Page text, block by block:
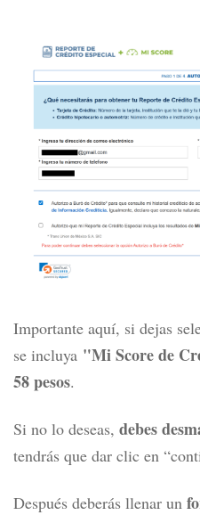
Importante aquí, si dejas
se incluya "Mi Score de
58 pesos.
Si no lo deseas, debes
tendrás que dar clic en
Después deberás llenar un